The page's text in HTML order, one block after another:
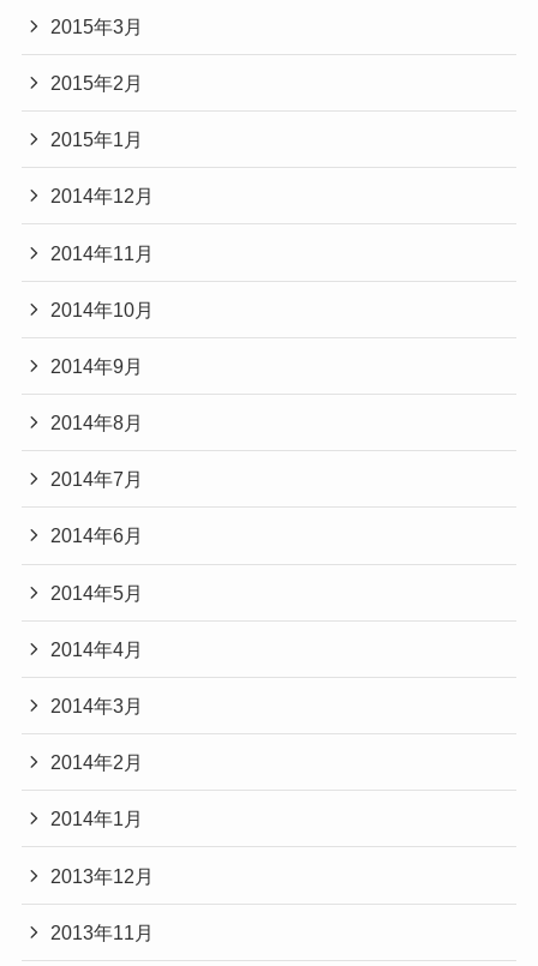
2015年3月
2015年2月
2015年1月
2014年12月
2014年11月
2014年10月
2014年9月
2014年8月
2014年7月
2014年6月
2014年5月
2014年4月
2014年3月
2014年2月
2014年1月
2013年12月
2013年11月